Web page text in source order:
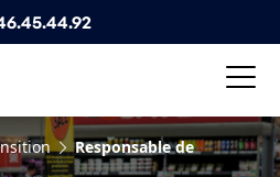
Responsable de